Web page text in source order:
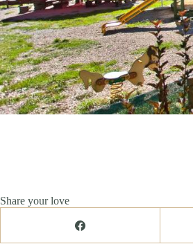
Share your love